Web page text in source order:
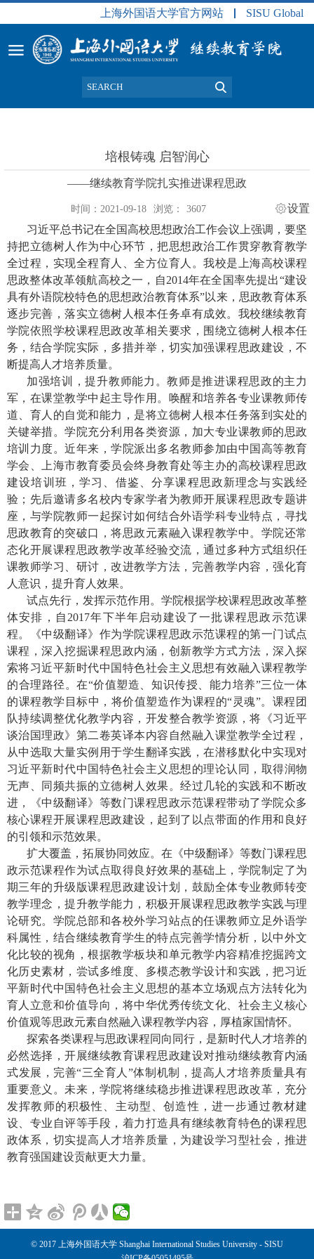
上海外国语大学官方网站 SISU Global
培根铸魂 启智润心
——继续教育学院扎实推进课程思政
时间：2021-09-18 浏览： 3607
设置
习近平总书记在全国高校思想政治工作会议上强调，要坚
持把立德树人作为中心环节，把思想政治工作贯穿教育教学
全过程，实现全程育人、全方位育人。我校是上海高校课程
思政整体改革领航高校之一，自2014年在全国率先提出“建设
具有外语院校特色的思想政治教育体系”以来，思政教育体系
逐步完善，落实立德树人根本任务卓有成效。我校继续教育
学院依照学校课程思政改革相关要求，围绕立德树人根本任
务，结合学院实际，多措并举，切实加强课程思政建设，不
断提高人才培养质量。
加强培训，提升教师能力。教师是推进课程思政的主力
军，在课堂教学中起主导作用。唤醒和培养各专业课教师传
道、育人的自觉和能力，是将立德树人根本任务落到实处的
关键举措。学院充分利用各类资源，加大专业课教师的思政
培训力度。近年来，学院派出多名教师参加由中国高等教育
学会、上海市教育委员会终身教育处等主办的高校课程思政
建设培训班，学习、借鉴、分享课程思政新理念与实践经
验； 先后邀请多名校内专家学者为教师开展课程思政专题讲
座 ，与学院教师一起探讨如何结合外语学科专业特点，寻找
思政教育的突破口，将思政元素融入课程教学中。学院还常
态化开展课程思政教学改革经验交流，通过多种方式组织任
课教师学习、研讨，改进教学方法，完善教学内容，强化育
人意识，提升育人效果。
试点先行，发挥示范作用。学院根据学校课程思政改革整
体安排，自 2017年下半年启动建设了一批课程思政示范课
程。《中级翻译》作为学院课程思政示范课程的第一门试点
课程，深入挖掘课程思政内涵，创新教学方式方法，深入探
索将习近平新时代中国特色社会主义思想有效融入课程教学
的合理路径。在“价值塑造、知识传授、能力培养”三位一体
的课程教学目标中，将价值塑造作为课程的“灵魂”。课程团
队持续调整优化教学内容，开发整合教学资源，将《习近平
谈治国理政》第二卷英译本内容自然融入课堂教学全过程，
从中选取大量实例用于学生翻译实践，在潜移默化中实现对
习近平新时代中国特色社会主义思想的理论认同，取得润物
无声、同频共振的立德树人效果。经过几轮的实践和不断改
进，《中级翻译》等数门课程思政示范课程带动了学院众多
核心课程开展课程思政建设，起到了以点带面的作用和良好
的引领和示范效果。
扩大覆盖，拓展协同效应。在《中级翻译》等数门课程思
政示范课程作为试点取得良好效果的基础上，学院制定了为
期三年的升级版课程思政建设计划，鼓励全体专业教师转变
教学理念，提升教学能力，积极开展课程思政教学实践与理
论研究。学院总部和各校外学习站点的任课教师立足外语学
科属性，结合继续教育学生的特点完善学情分析，以中外文
化比较的视角，根据教学板块和单元教学内容精准挖掘跨文
化历史素材，尝试多维度、多模态教学设计和实践，把习近
平新时代中国特色社会主义思想的基本立场观点方法转化为
育人立意和价值导向，将中华优秀传统文化、社会主义核心
价值观等思政元素自然融入课程教学内容， 厚植家国情怀。
探索各类课程与思政课程同向同行，是新时代人才培养的
必然选择，开展继续教育课程思政建设对推动继续教育内涵
式发展，完善“三全育人”体制机制，提高人才培养质量具有
重要意义。未来，学院将继续稳步推进课程思政改革，充分
发挥教师的积极性、主动型、创造性，进一步通过教材建
设、专业自评等手段， 着力打造具有继续教育特色的课程思
政体系，切实提高人才培养质量，为建设学习型社会，推进
教育强国建设贡献更大力量。
© 2017 上海外国语大学 Shanghai International Studies University - SISU